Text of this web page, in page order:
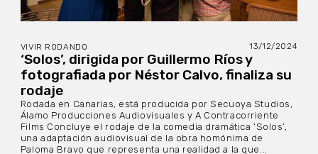
VIVIR RODANDO 13/12/2024
‘Solos’, dirigida por Guillermo Ríos y
fotografiada por Néstor Calvo, finaliza su
rodaje
Rodada en Canarias, está producida por Secuoya Studios,
Álamo Producciones Audiovisuales y A Contracorriente
Films Concluye el rodaje de la comedia dramática ‘Solos’,
una adaptación audiovisual de la obra homónima de
Paloma Bravo que representa una realidad a la que...